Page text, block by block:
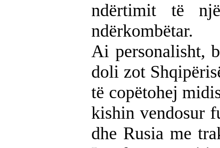
ndërtimit të
ndërkombëtar.
Ai personalisht,
doli zot
të copëtohej
kishin vendosur
dhe Rusia me